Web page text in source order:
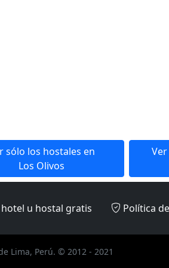
sólo los hostales en
Los Olivos
u hostal gratis Política
Lima, Perú. © 2012 - 2021